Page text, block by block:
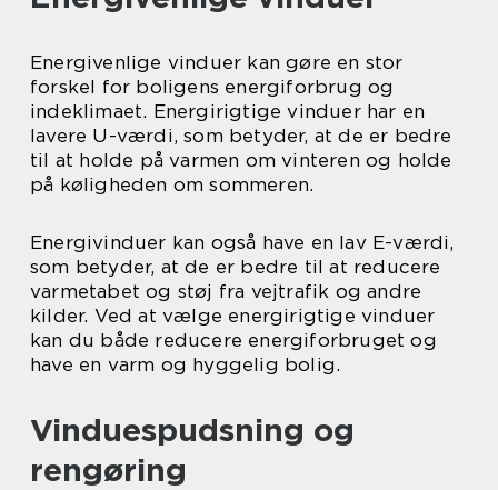
Energivenlige vinduer kan gøre en stor
forskel for boligens energiforbrug og
indeklimaet. Energirigtige vinduer har en
lavere U-værdi, som betyder, at de er bedre
til at holde på varmen om vinteren og holde
på køligheden om sommeren.
Energivinduer kan også have en lav E-værdi,
som betyder, at de er bedre til at reducere
varmetabet og støj fra vejtrafik og andre
kilder. Ved at vælge energirigtige vinduer
kan du både reducere energiforbruget og
have en varm og hyggelig bolig.
Vinduespudsning og
rengøring